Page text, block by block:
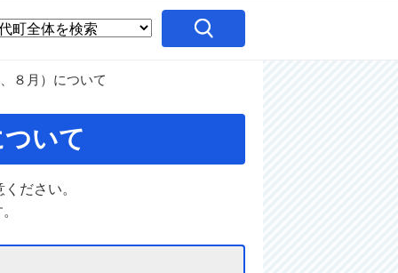
８月）について
いて
ださい。